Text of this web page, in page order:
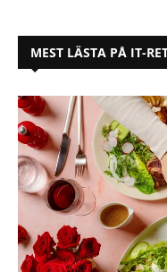
MEST LÄSTA PÅ IT-